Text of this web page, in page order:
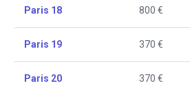
Paris 18 800 €
Paris 19 370 €
Paris 20 370 €